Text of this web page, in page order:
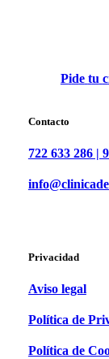
Pide tu c
Contacto
722 633 286 |
Privacidad
Aviso legal
Política de
Política de